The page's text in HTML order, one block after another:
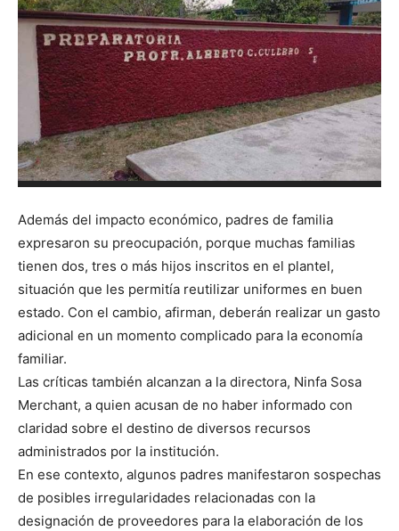
Además del impacto económico, padres de familia
expresaron su preocupación, porque muchas familias
tienen dos, tres o más hijos inscritos en el plantel,
situación que les permitía reutilizar uniformes en buen
estado. Con el cambio, afirman, deberán realizar un gasto
adicional en un momento complicado para la economía
familiar.
Las críticas también alcanzan a la directora, Ninfa Sosa
Merchant, a quien acusan de no haber informado con
claridad sobre el destino de diversos recursos
administrados por la institución.
En ese contexto, algunos padres manifestaron sospechas
de posibles irregularidades relacionadas con la
designación de proveedores para la elaboración de los